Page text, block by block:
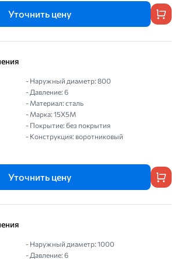
Уточнить цену
- Наружный диаметр: 800
- Давление: 6
- Материал: сталь
- Марка: 15Х5М
- Покрытие: без покрытия
- Конструкция: воротниковый
Уточнить цену
- Наружный диаметр: 1000
- Давление: 6